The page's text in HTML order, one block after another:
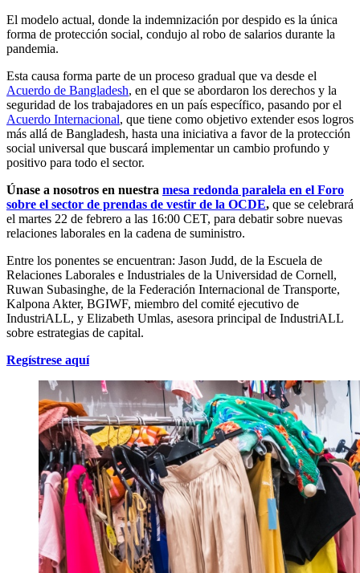
El modelo actual, donde la indemnización por despido es la única
forma de protección social, condujo al robo de salarios durante la
pandemia.
Esta causa forma parte de un proceso gradual que va desde el
Acuerdo de Bangladesh, en el que se abordaron los derechos y la
seguridad de los trabajadores en un país específico, pasando por el
Acuerdo Internacional, que tiene como objetivo extender esos logros
más allá de Bangladesh, hasta una iniciativa a favor de la protección
social universal que buscará implementar un cambio profundo y
positivo para todo el sector.
Únase a nosotros en nuestra mesa redonda paralela en el Foro
sobre el sector de prendas de vestir de la OCDE, que se celebrará
el martes 22 de febrero a las 16:00 CET, para debatir sobre nuevas
relaciones laborales en la cadena de suministro.
Entre los ponentes se encuentran: Jason Judd, de la Escuela de
Relaciones Laborales e Industriales de la Universidad de Cornell,
Ruwan Subasinghe, de la Federación Internacional de Transporte,
Kalpona Akter, BGIWF, miembro del comité ejecutivo de
IndustriALL, y Elizabeth Umlas, asesora principal de IndustriALL
sobre estrategias de capital.
Regístrese aquí